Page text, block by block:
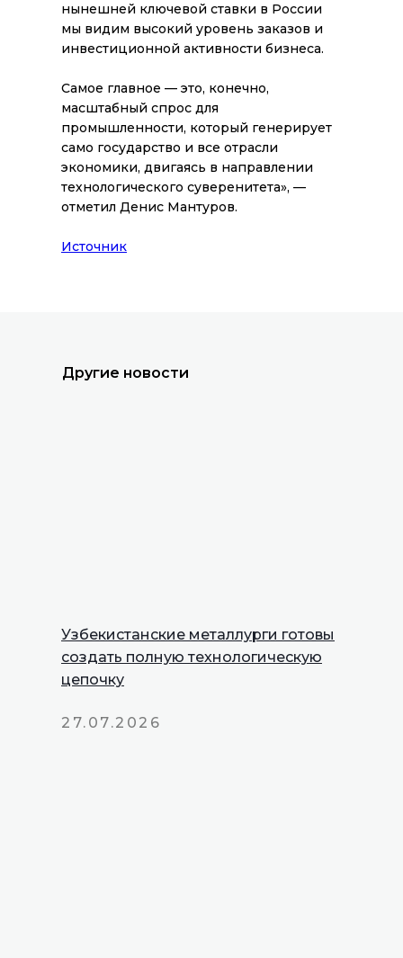
нынешней ключевой ставки в России
мы видим высокий уровень заказов и
инвестиционной активности бизнеса.
Самое главное — это, конечно,
масштабный спрос для
промышленности, который генерирует
само государство и все отрасли
экономики, двигаясь в направлении
технологического суверенитета», —
отметил Денис Мантуров.
Источник
Другие новости
Узбекистанские металлурги готовы
создать полную технологическую
цепочку
27.07.2026